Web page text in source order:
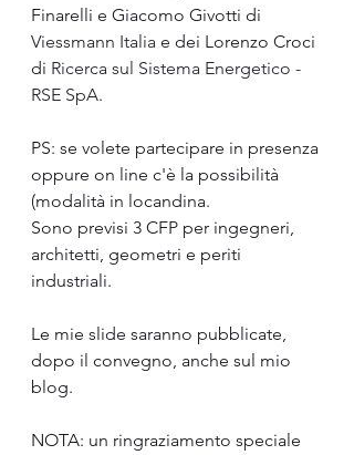
Finarelli e Giacomo Givotti di
Viessmann Italia e dei Lorenzo Croci
di Ricerca sul Sistema Energetico -
RSE SpA.
PS: se volete partecipare in presenza
oppure on line c'è la possibilità
(modalità in locandina.
Sono previsi 3 CFP per ingegneri,
architetti, geometri e periti
industriali.
Le mie slide saranno pubblicate,
dopo il convegno, anche sul mio
blog.
NOTA: un ringraziamento speciale